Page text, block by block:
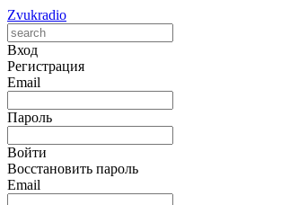
Zvukradio
Вход
Регистрация
Email
Пароль
Войти
Восстановить пароль
Email